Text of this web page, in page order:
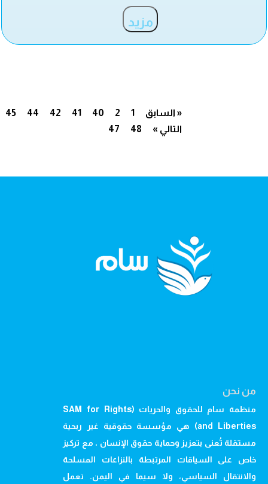
مزيد
« السابق 1
2
40
41
42
44
45
47
48 التالي »
من نحن
منظمة سام للحقوق والحريات (SAM for Rights
and Liberties) هي مؤسسة حقوقية غير ربحية
مستقلة تُعنى بتعزيز وحماية حقوق الإنسان ، مع تركيز
خاص على السياقات المرتبطة بالنزاعات المسلحة
والانتقال السياسي، ولا سيما في اليمن. تعمل